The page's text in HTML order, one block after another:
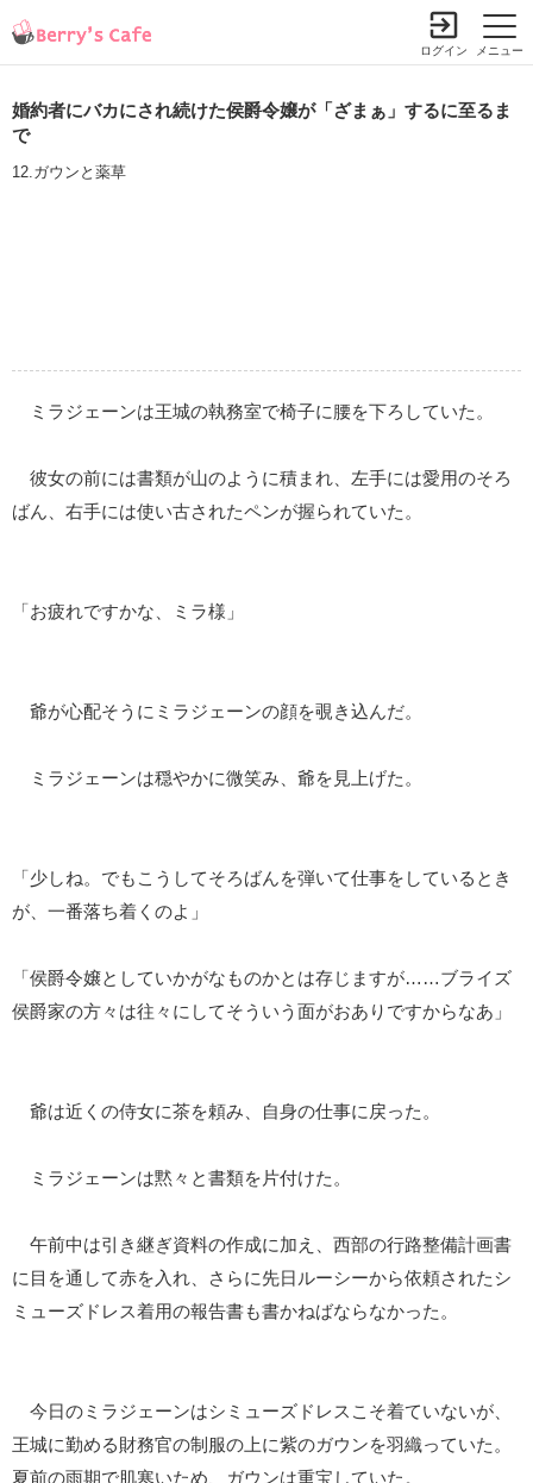
メニュー
ログイン
婚約者にバカにされ続けた侯爵令嬢が「ざまぁ」するに至るま
で
12.ガウンと薬草
ミラジェーンは王城の執務室で椅子に腰を下ろしていた。
彼女の前には書類が山のように積まれ、左手には愛用のそろ
ばん、右手には使い古されたペンが握られていた。
「お疲れですかな、ミラ様」
爺が心配そうにミラジェーンの顔を覗き込んだ。
ミラジェーンは穏やかに微笑み、爺を見上げた。
「少しね。でもこうしてそろばんを弾いて仕事をしているとき
が、一番落ち着くのよ」
「侯爵令嬢としていかがなものかとは存じますが……ブライズ
侯爵家の方々は往々にしてそういう面がおありですからなあ」
爺は近くの侍女に茶を頼み、自身の仕事に戻った。
ミラジェーンは黙々と書類を片付けた。
午前中は引き継ぎ資料の作成に加え、西部の行路整備計画書
に目を通して赤を入れ、さらに先日ルーシーから依頼されたシ
ミューズドレス着用の報告書も書かねばならなかった。
今日のミラジェーンはシミューズドレスこそ着ていないが、
王城に勤める財務官の制服の上に紫のガウンを羽織っていた。
夏前の雨期で肌寒いため、ガウンは重宝していた。